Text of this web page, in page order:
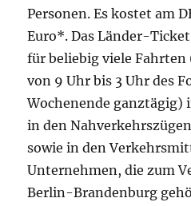
Personen. Es kostet am
Euro*. Das Länder-
für beliebig viele
von 9 Uhr bis 3 Uhr des
Wochenende ganztägig)
in den
sowie in den
Unternehmen, die zum
Berlin-Brandenburg